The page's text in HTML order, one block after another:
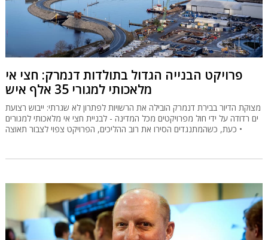
פרויקט הבנייה הגדול בתולדות דנמרק: חצי אי
מלאכותי למגורי 35 אלף איש
מצוקת הדיור בבירת דנמרק הובילה את הרשויות לפתרון לא שגרתי: ייבוש רצועת
ים רדודה על ידי חול מפרויקטים מכל המדינה - לבניית חצי אי מלאכותי למגורים
• כעת, כשהמתנגדים הסירו את רוב ההליכים, הפרויקט צפוי לצבור תאוצה